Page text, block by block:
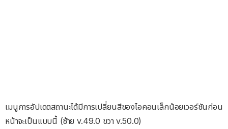
เมนูการอัปเดตสถานะได้มีการเปลี่ยนสีของไอคอนเล็กน้อยเวอร์ชันก่อน
หน้าจะเป็นแบบนี้ (ซ้าย v.49.0 ขวา v.50.0)